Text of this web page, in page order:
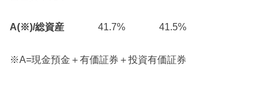
A(※)/総資産 41.7% 41.5%
※A=現金預金＋有価証券＋投資有価証券